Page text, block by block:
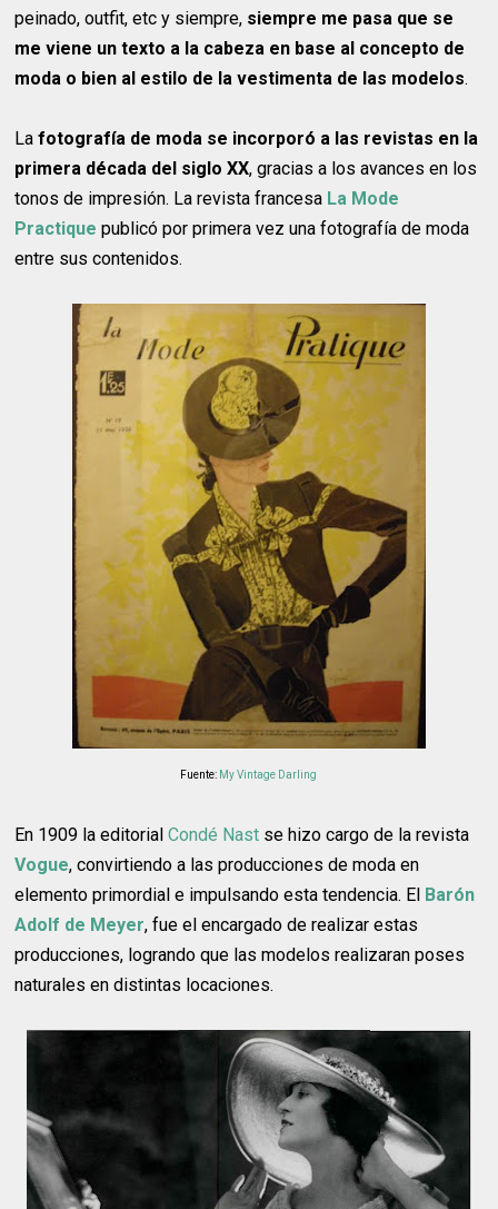
peinado, outfit, etc y siempre, siempre me pasa que se
me viene un texto a la cabeza en base al concepto de
moda o bien al estilo de la vestimenta de las modelos.
La fotografía de moda se incorporó a las revistas en la
primera década del siglo XX, gracias a los avances en los
tonos de impresión. La revista francesa La Mode
Practique publicó por primera vez una fotografía de moda
entre sus contenidos.
Fuente: My Vintage Darling
En 1909 la editorialCondé Nast se hizo cargo de la revista
Vogue, convirtiendo a las producciones de moda en
elemento primordial e impulsando esta tendencia. El Barón
Adolf de Meyer, fue el encargado de realizar estas
producciones, logrando que las modelos realizaran poses
naturales en distintas locaciones.